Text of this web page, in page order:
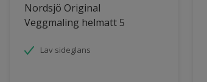
Nordsjö Original
Veggmaling helmatt 5
Lav sideglans